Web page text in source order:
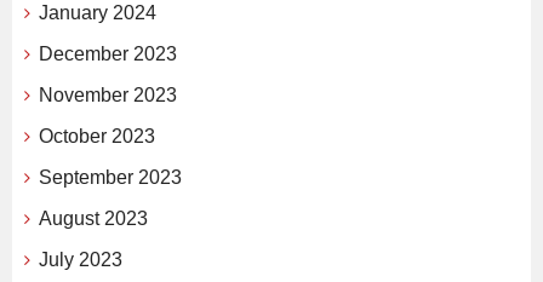
January 2024
December 2023
November 2023
October 2023
September 2023
August 2023
July 2023